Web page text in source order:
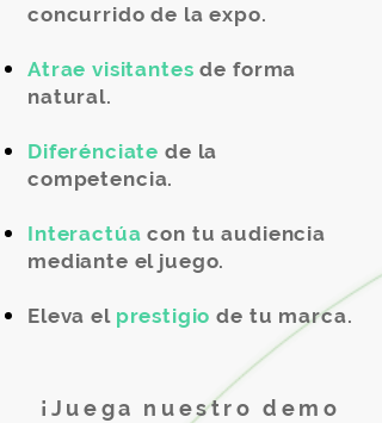
concurrido de la expo.
Atrae visitantes de forma
natural.
Diferénciatede la
competencia.
Interactúacon tu audiencia
mediante el juego.
Eleva el prestigiode tu marca.
¡Juega nuestro demo